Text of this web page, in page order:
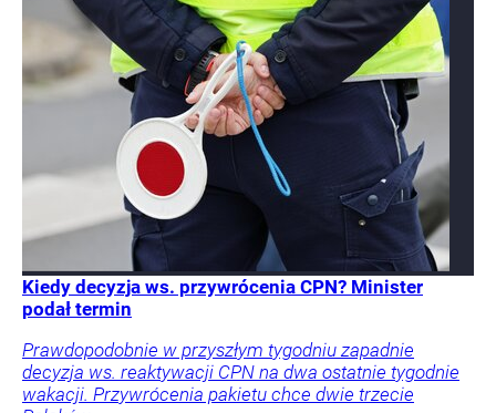
Kiedy decyzja ws. przywrócenia CPN? Minister
podał termin
Prawdopodobnie w przyszłym tygodniu zapadnie
decyzja ws. reaktywacji CPN na dwa ostatnie tygodnie
wakacji. Przywrócenia pakietu chce dwie trzecie